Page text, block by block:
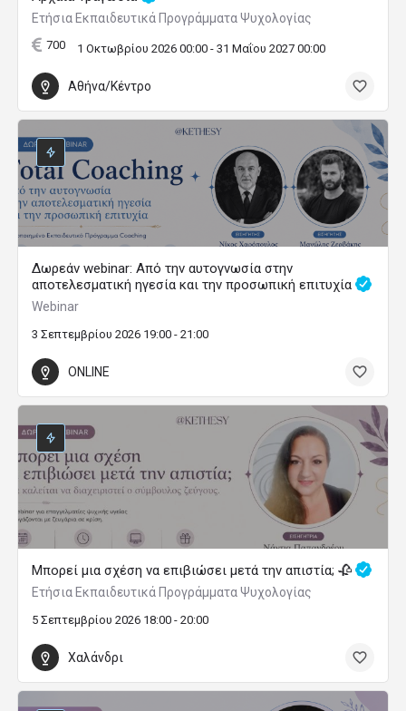
Ετήσια Εκπαιδευτικά Προγράμματα Ψυχολογίας
700 1 Οκτωβρίου 2026 00:00 - 31 Μαΐου 2027 00:00
Αθήνα/Κέντρο
Δωρεάν webinar: Από την αυτογνωσία στην
αποτελεσματική ηγεσία και την προσωπική επιτυχία
Webinar
3 Σεπτεμβρίου 2026 19:00 - 21:00
ONLINE
Μπορεί μια σχέση να επιβιώσει μετά την απιστία; 🥀
Ετήσια Εκπαιδευτικά Προγράμματα Ψυχολογίας
5 Σεπτεμβρίου 2026 18:00 - 20:00
Χαλάνδρι